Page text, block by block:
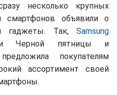
несколько крупных
смартфонов объявили о
гаджеты. Так, Samsung
Черной пятницы и
покупателям
ассортимент своей